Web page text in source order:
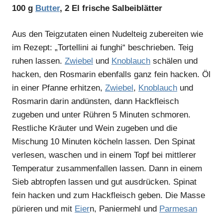
100 g Butter, 2 El frische Salbeiblätter
Aus den Teigzutaten einen Nudelteig zubereiten wie
im Rezept: „Tortellini ai funghi“ beschrieben. Teig
ruhen lassen. Zwiebel und Knoblauch schälen und
hacken, den Rosmarin ebenfalls ganz fein hacken. Öl
in einer Pfanne erhitzen, Zwiebel, Knoblauch und
Rosmarin darin andünsten, dann Hackfleisch
zugeben und unter Rühren 5 Minuten schmoren.
Restliche Kräuter und Wein zugeben und die
Mischung 10 Minuten köcheln lassen. Den Spinat
verlesen, waschen und in einem Topf bei mittlerer
Temperatur zusammenfallen lassen. Dann in einem
Sieb abtropfen lassen und gut ausdrücken. Spinat
fein hacken und zum Hackfleisch geben. Die Masse
pürieren und mit Eiern, Paniermehl und Parmesan